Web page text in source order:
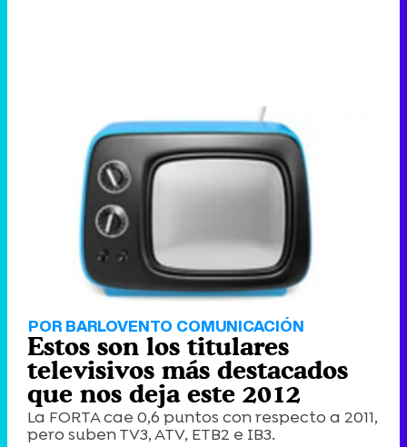
POR BARLOVENTO COMUNICACIÓN
Estos son los titulares
televisivos más destacados
que nos deja este 2012
La FORTA cae 0,6 puntos con respecto a 2011,
pero suben TV3, ATV, ETB2 e IB3.